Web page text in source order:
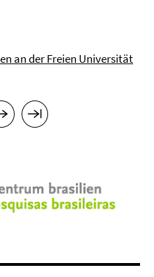
an der Freien Universität